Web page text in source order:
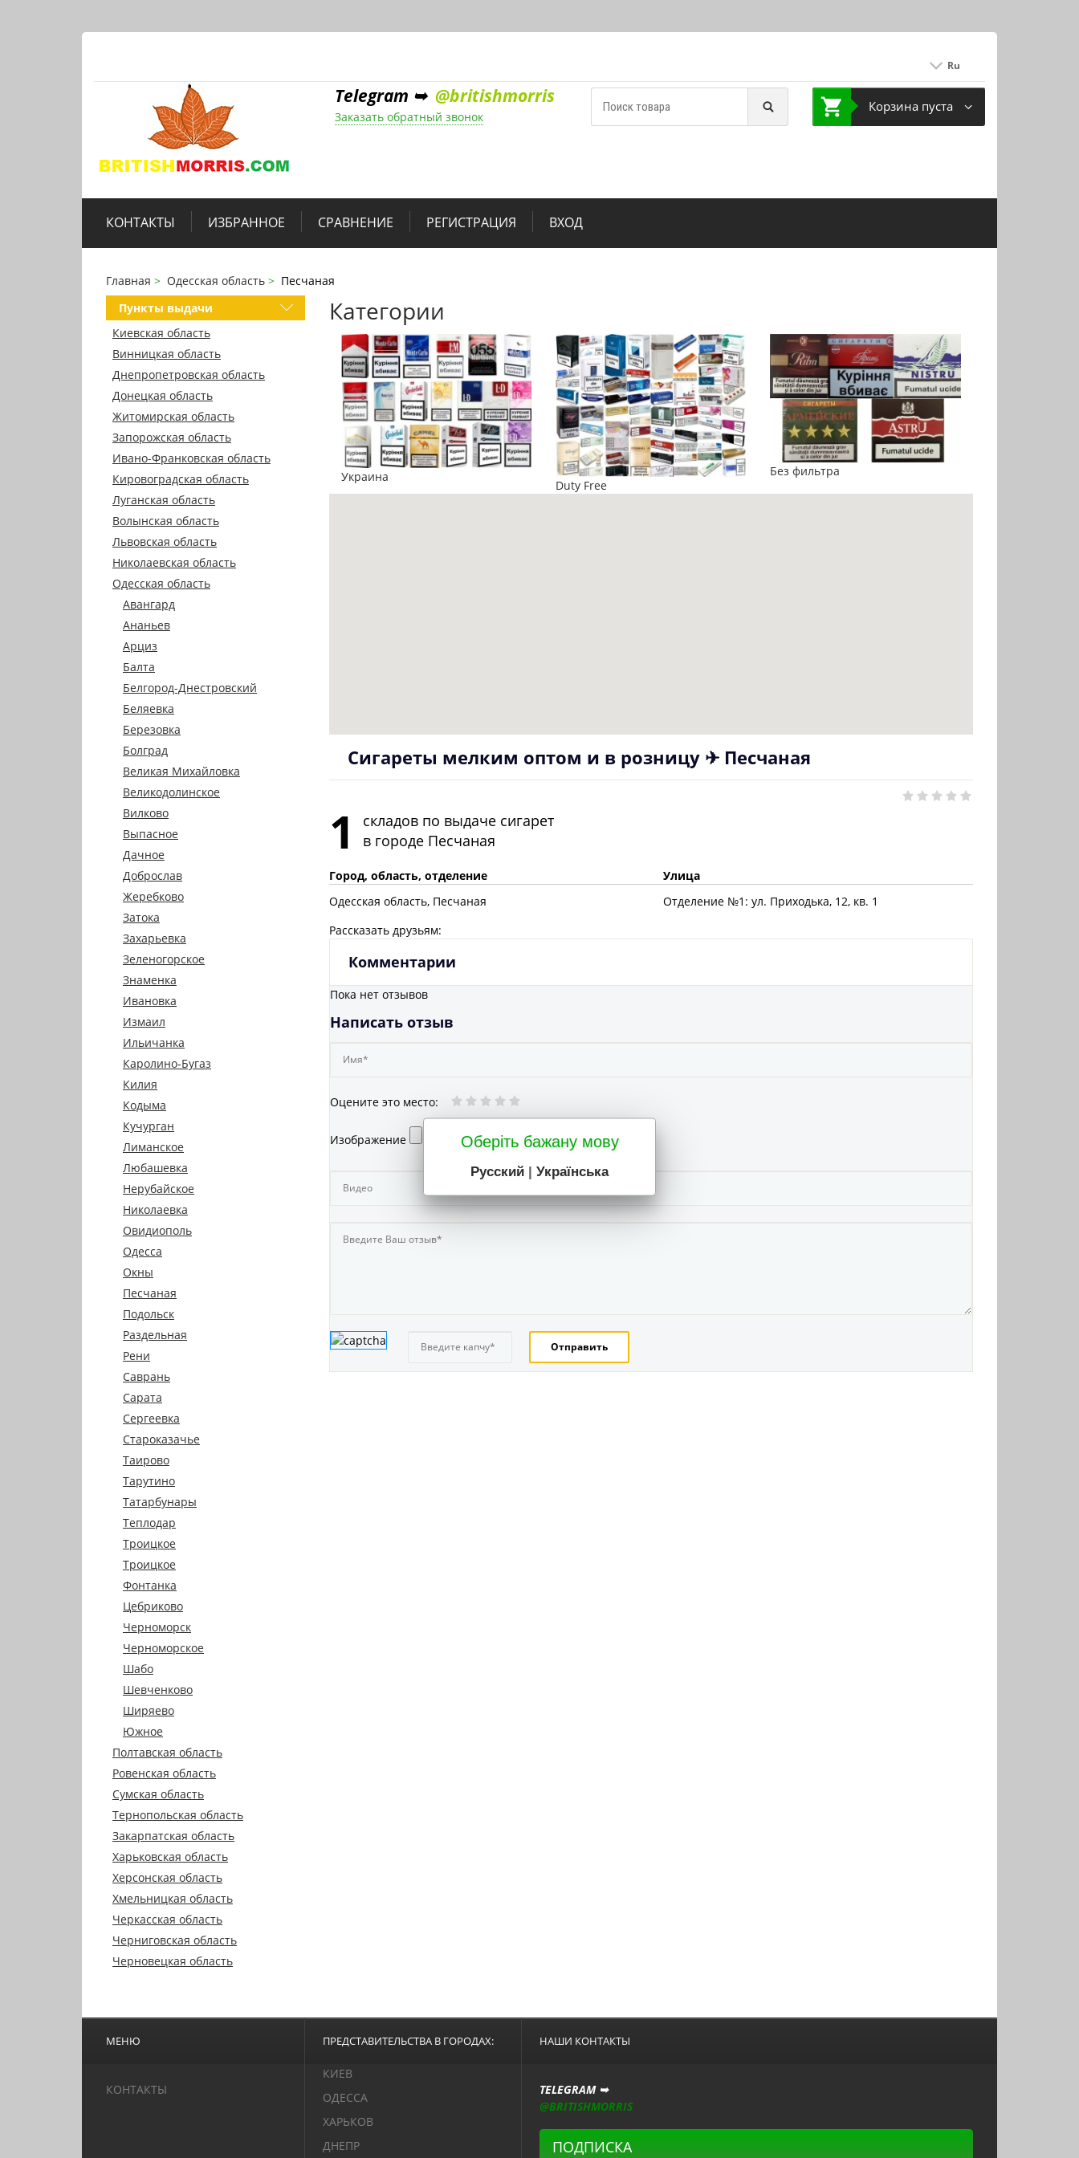
Оберіть бажану мову
Русский | Українська
Ru
Telegram ➥ @britishmorris
Заказать обратный звонок
Корзина пуста
КОНТАКТЫ ИЗБРАННОЕ СРАВНЕНИЕ РЕГИСТРАЦИЯ ВХОД
Главная Одесская область
Песчаная
Пункты выдачи
Киевская область
Винницкая область
Днепропетровская область
Донецкая область
Житомирская область
Запорожская область
Ивано-Франковская область
Кировоградская область
Луганская область
Волынская область
Львовская область
Николаевская область
Одесская область
Авангард
Ананьев
Арциз
Балта
Белгород-Днестровский
Беляевка
Березовка
Болград
Великая Михайловка
Великодолинское
Вилково
Выпасное
Дачное
Доброслав
Жеребково
Затока
Захарьевка
Зеленогорское
Знаменка
Ивановка
Измаил
Ильичанка
Каролино-Бугаз
Килия
Кодыма
Кучурган
Лиманское
Любашевка
Нерубайское
Николаевка
Овидиополь
Одесса
Окны
Песчаная
Подольск
Раздельная
Рени
Саврань
Сарата
Сергеевка
Староказачье
Таирово
Тарутино
Татарбунары
Теплодар
Троицкое
Троицкое
Фонтанка
Цебриково
Черноморск
Черноморское
Шабо
Шевченково
Ширяево
Южное
Полтавская область
Ровенская область
Сумская область
Тернопольская область
Закарпатская область
Харьковская область
Херсонская область
Хмельницкая область
Черкасская область
Черниговская область
Черновецкая область
Категории
Украина
Duty Free
Без фильтра
Сигареты мелким оптом и в розницу ✈ Песчаная
1
складов по выдаче сигарет
в городеПесчаная
Город, область, отделение
Улица
Одесская область, Песчаная
Отделение №1: ул. Приходька, 12, кв. 1
Рассказать друзьям:
Комментарии
Пока нет отзывов
Написать отзыв
Оцените это место:
Изображение
МЕНЮ
КОНТАКТЫ
ПРЕДСТАВИТЕЛЬСТВА В ГОРОДАХ:
КИЕВ
ОДЕССА
ХАРЬКОВ
ДНЕПР
НАШИ КОНТАКТЫ
TELEGRAM ➥
@BRITISHMORRIS
ПОДПИСКА